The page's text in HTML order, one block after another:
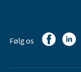
Følg os